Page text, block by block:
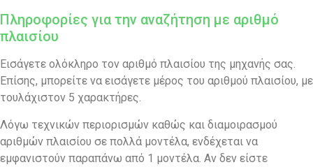
Πληροφορίες για την αναζήτηση με αριθμό
πλαισίου
Εισάγετε ολόκληρο τον αριθμό πλαισίου της μηχανής σας.
Επίσης, μπορείτε να εισάγετε μέρος του αριθμού πλαισίου, με
τουλάχιστον 5 χαρακτήρες.
Λόγω τεχνικών περιορισμών καθώς και διαμοιρασμού
αριθμών πλαισίου σε πολλά μοντέλα, ενδέχεται να
εμφανιστούν παραπάνω από 1 μοντέλα. Αν δεν είστε